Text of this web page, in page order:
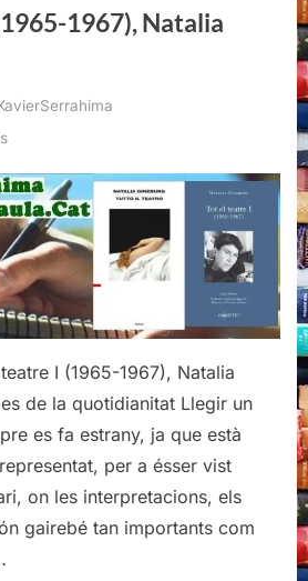
1967), Natalia
a
el
teatre
(1965-
1967),
Natalia
Ginzburg
I (1965-1967), Natalia
de la quotidianitat Llegir un
es fa estrany, ja que està
per a ésser vist
on les interpretacions, els
gairebé tan importants com